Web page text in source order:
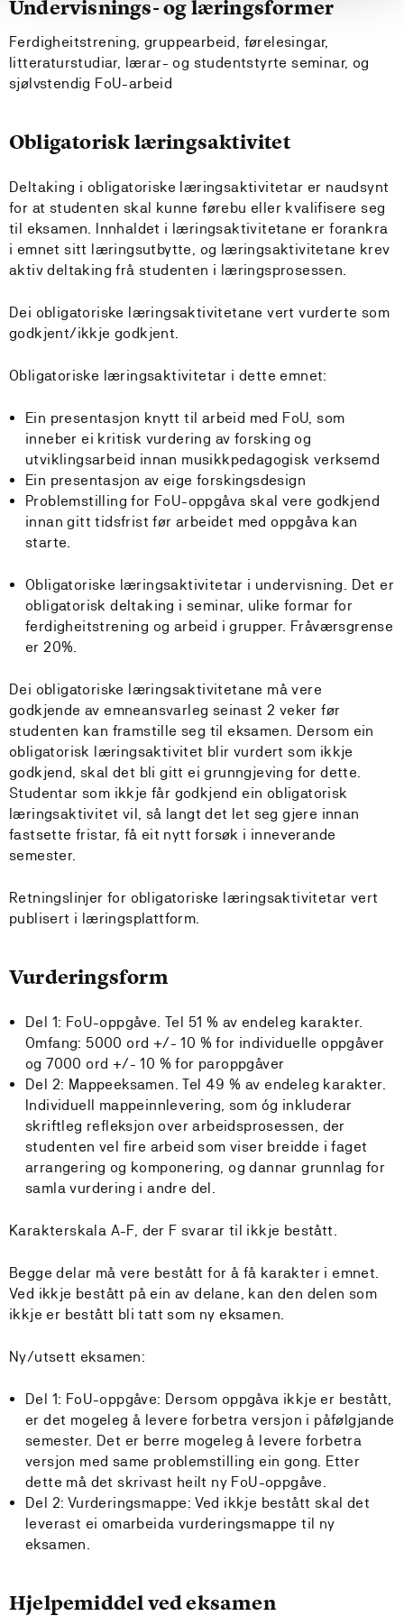
Undervisnings- og læringsformer
Ferdigheitstrening, gruppearbeid, førelesingar,
litteraturstudiar, lærar- og studentstyrte seminar, og
sjølvstendig FoU-arbeid
Obligatorisk læringsaktivitet
Deltaking i obligatoriske læringsaktivitetar er naudsynt
for at studenten skal kunne førebu eller kvalifisere seg
til eksamen. Innhaldet i læringsaktivitetane er forankra
i emnet sitt læringsutbytte, og læringsaktivitetane krev
aktiv deltaking frå studenten i læringsprosessen.
Dei obligatoriske læringsaktivitetane vert vurderte som
godkjent/ikkje godkjent.
Obligatoriske læringsaktivitetar i dette emnet:
Ein presentasjon knytt til arbeid med FoU, som
inneber ei kritisk vurdering av forsking og
utviklingsarbeid innan musikkpedagogisk verksemd
Ein presentasjon av eige forskingsdesign
Problemstilling for FoU-oppgåva skal vere godkjend
innan gitt tidsfrist før arbeidet med oppgåva kan
starte.
Obligatoriske læringsaktivitetar i undervisning. Det er
obligatorisk deltaking i seminar, ulike formar for
ferdigheitstrening og arbeid i grupper. Fråværsgrense
er 20%.
Dei obligatoriske læringsaktivitetane må vere
godkjende av emneansvarleg seinast 2 veker før
studenten kan framstille seg til eksamen. Dersom ein
obligatorisk læringsaktivitet blir vurdert som ikkje
godkjend, skal det bli gitt ei grunngjeving for dette.
Studentar som ikkje får godkjend ein obligatorisk
læringsaktivitet vil, så langt det let seg gjere innan
fastsette fristar, få eit nytt forsøk i inneverande
semester.
Retningslinjer for obligatoriske læringsaktivitetar vert
publisert i læringsplattform.
Vurderingsform
Del 1: FoU-oppgåve. Tel 51 % av endeleg karakter.
Omfang: 5000 ord +/- 10 % for individuelle oppgåver
og 7000 ord +/- 10 % for paroppgåver
Del 2: Mappeeksamen. Tel 49 % av endeleg karakter.
Individuell mappeinnlevering, som óg inkluderar
skriftleg refleksjon over arbeidsprosessen, der
studenten vel fire arbeid som viser breidde i faget
arrangering og komponering, og dannar grunnlag for
samla vurdering i andre del.
Karakterskala A-F, der F svarar til ikkje bestått.
Begge delar må vere bestått for å få karakter i emnet.
Ved ikkje bestått på ein av delane, kan den delen som
ikkje er bestått bli tatt som ny eksamen.
Ny/utsett eksamen:
Del 1: FoU-oppgåve: Dersom oppgåva ikkje er bestått,
er det mogeleg å levere forbetra versjon i påfølgjande
semester. Det er berre mogeleg å levere forbetra
versjon med same problemstilling ein gong. Etter
dette må det skrivast heilt ny FoU-oppgåve.
Del 2: Vurderingsmappe: Ved ikkje bestått skal det
leverast ei omarbeida vurderingsmappe til ny
eksamen.
Hjelpemiddel ved eksamen